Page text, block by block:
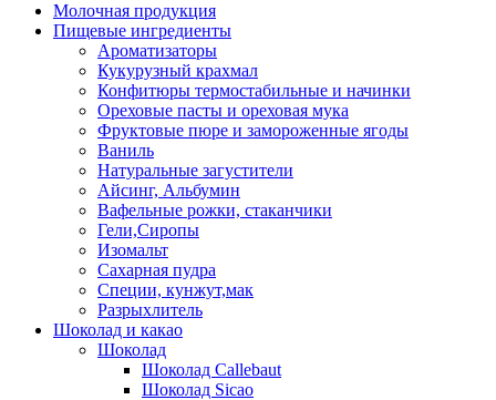
Молочная продукция
Пищевые ингредиенты
Ароматизаторы
Кукурузный крахмал
Конфитюры термостабильные и начинки
Ореховые пасты и ореховая мука
Фруктовые пюре и замороженные ягоды
Ваниль
Натуральные загустители
Айсинг, Альбумин
Вафельные рожки, стаканчики
Гели,Сиропы
Изомальт
Сахарная пудра
Специи, кунжут,мак
Разрыхлитель
Шоколад и какао
Шоколад
Шоколад Callebaut
Шоколад Sicao